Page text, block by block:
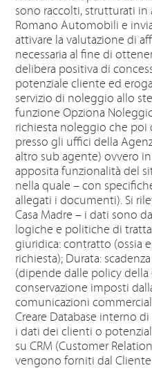
sono raccolti, strutturati in
Romano Automobili e
attivare la valutazione di
necessaria al fine di
delibera positiva di
potenziale cliente ed
servizio di noleggio allo
funzione Opziona
richiesta noleggio che poi
presso gli uffici della
altro sub agente) ovvero
apposita funzionalità del
nella quale – con
allegati i documenti). Si
Casa Madre – i dati sono
logiche e politiche di
giuridica: contratto (ossia
richiesta); Durata:
(dipende dalle policy della
conservazione imposti
comunicazioni
Creare Database interno
i dati dei clienti o
su CRM (Customer
vengono forniti dal